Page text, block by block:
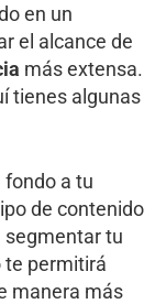
en un
el alcance de
más extensa.
tienes algunas
a tu
de contenido
segmentar tu
te permitirá
manera más